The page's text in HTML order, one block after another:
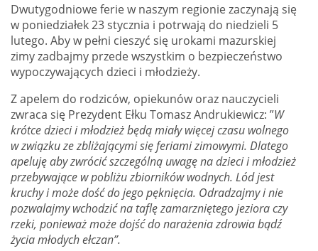
Dwutygodniowe ferie w naszym regionie zaczynają się
w poniedziałek 23 stycznia i potrwają do niedzieli 5
lutego. Aby w pełni cieszyć się urokami mazurskiej
zimy zadbajmy przede wszystkim o bezpieczeństwo
wypoczywających dzieci i młodzieży.
Z apelem do rodziców, opiekunów oraz nauczycieli
zwraca się Prezydent Ełku Tomasz Andrukiewicz: ”W
krótce dzieci i młodzież będą miały więcej czasu wolnego
w związkuze zbliżającymi się feriami zimowymi. Dlatego
apeluję aby zwrócić szczególną uwagę na dzieci i młodzież
przebywające w pobliżu zbiorników wodnych. Lód jest
kruchy i może dość do jego pęknięcia. Odradzajmy i nie
pozwalajmy wchodzić na taflę zamarzniętego jeziora czy
rzeki, ponieważ może dojść do narażenia zdrowia bądź
życia młodych ełczan”.